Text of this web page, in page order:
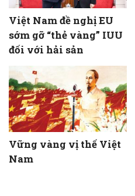
Việt Nam đề nghị EU
sớm gỡ “thẻ vàng” IUU
đối với hải sản
Vững vàng vị thế Việt
Nam